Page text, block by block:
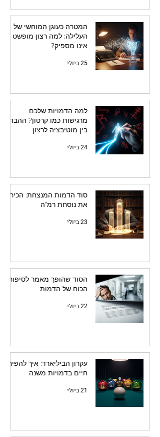
המטרה כעוגן המוחשי של
העלילה: למה רצון מופשט
אינו מספיק?
25 ביולי
למה הדמויות שלכם
מרגישות כמו קרטון? ההבדל
בין מוטיבציה לרצון
24 ביולי
סוד הדמות המנצחת: הכירו
את נוסחת רמ"ה
23 ביולי
הסוד שהופך מאמר לסיפור:
הכוח של הדמות
22 ביולי
עקרון הביליארד: איך להפיח
חיים בדמויות משנה
21 ביולי